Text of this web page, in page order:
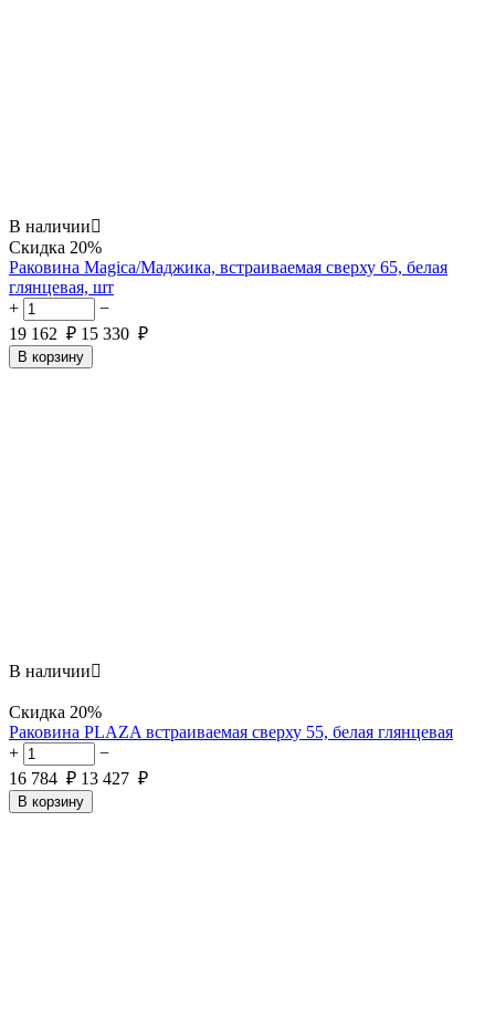
В наличии
Скидка 20%
Раковина Magica/Маджика, встраиваемая сверху 65, белая
глянцевая, шт
+
−
19 162 ₽ 15 330 ₽
В корзину
В наличии
Скидка 20%
Раковина PLAZA встраиваемая сверху 55, белая глянцевая
+
−
16 784 ₽ 13 427 ₽
В корзину